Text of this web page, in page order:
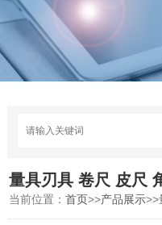
量具刃具 卷尺 皮尺
当前位置：首页>>产品展示>>